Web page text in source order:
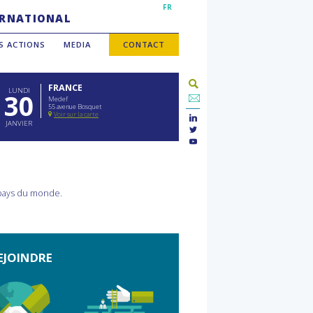
FR
ACTIONS MEDIA CONTACT
LUNDI
30
JANVIER
FRANCE
Medef
55 avenue Bosquet
Voir sur la carte
du monde.